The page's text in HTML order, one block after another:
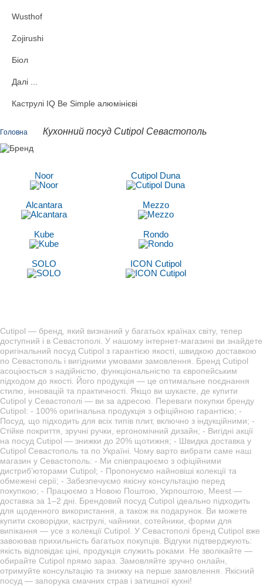
Wusthof
Zojirushi
Біол
Далі ...
Каструлі IQ Be Simple алюмінієві
Головна Кухонний посуд Cutipol Севастополь
Noor Cutipol Duna
Alcantara Mezzo
Kube Rondo
SOLO ICON Cutipol
Cutipol — бренд, який визнаний у багатьох країнах світу, тепер
доступний і в Севастополі. У нашому інтернет-магазині ви знайдете
оригінальний посуд Cutipol з гарантією якості, швидкою доставкою
по Севастополь і вигідними умовами замовлення. Бренд Cutipol
асоціюється з надійністю, функціональністю та європейським
підходом до якості. Його продукція — це оптимальне поєднання
стилю, інновацій та практичності. Якщо ви шукаєте, де купити
Cutipol у Севастополі — ви за адресою. Переваги покупки бренду
Cutipol: - 100% оригінальна продукція з офіційною гарантією; -
Посуд, що підходить для всіх типів плит, включно з індукційними; -
Стійке покриття, зручні ручки, ергономічний дизайн; - Вигідні акції
на посуд Cutipol — знижки до 20% щотижня; - Швидка доставка у
Cutipol Севастополь та по Україні. Чому варто вибрати саме наш
магазин у Севастополь: - Ми співпрацюємо з офіційними
дистриб’юторами Cutipol; - Пропонуємо найновіші колекції та
обмежені серії; - Забезпечуємо якісну консультацію перед
покупкою; - Працюємо з Новою Поштою, Укрпоштою, Meest —
доставка за 1–2 дні. Брендовий посуд Cutipol ідеально підходить
для щоденного використання, а також як подарунок. Ви можете
купити сковорідки, каструлі, чайники, сотейники, форми для
випікання — усе з колекції Cutipol. У Севастополі бренд Cutipol вже
завоював прихильність багатьох покупців. Відгуки підтверджують:
якість відповідає ціні, продукція служить роками. Не зволікайте —
обирайте Cutipol прямо зараз. Замовляйте зручно онлайн,
отримуйте консультацію та знижку на перше замовлення. Якісний
посуд — запорука смачних страв і затишної кухні!